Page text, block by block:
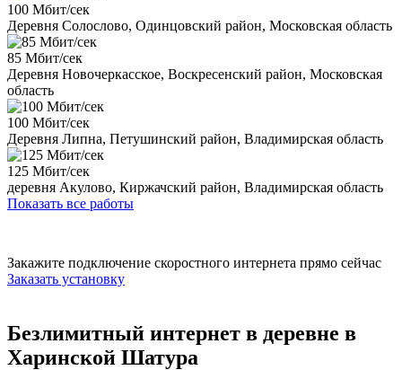
100 Мбит/сек
Деревня Солослово, Одинцовский район, Московская область
85 Мбит/сек
Деревня Новочеркасское, Воскресенский район, Московская
область
100 Мбит/сек
Деревня Липна, Петушинский район, Владимирская область
125 Мбит/сек
деревня Акулово, Киржачский район, Владимирская область
Показать все работы
Закажите подключение скоростного интернета прямо сейчас
Заказать установку
Безлимитный интернет в деревне в
Харинской Шатура